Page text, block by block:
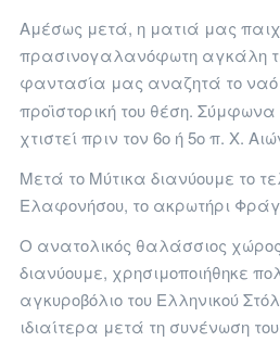
Αμέσως μετά, η ματιά μας
πρασινογαλανόφωτη αγκάλη
φαντασία μας αναζητά το ναό
προϊστορική του θέση. Σύμφωνα
χτιστεί πριν τον 6ο ή 5ο π. Χ.
Μετά το Μύτικα διανύουμε το
Ελαφονήσου, το ακρωτήρι
Ο ανατολικός θαλάσσιος
διανύουμε, χρησιμοποιήθηκε
αγκυροβόλιο του Ελληνικού
ιδιαίτερα μετά τη συνένωση